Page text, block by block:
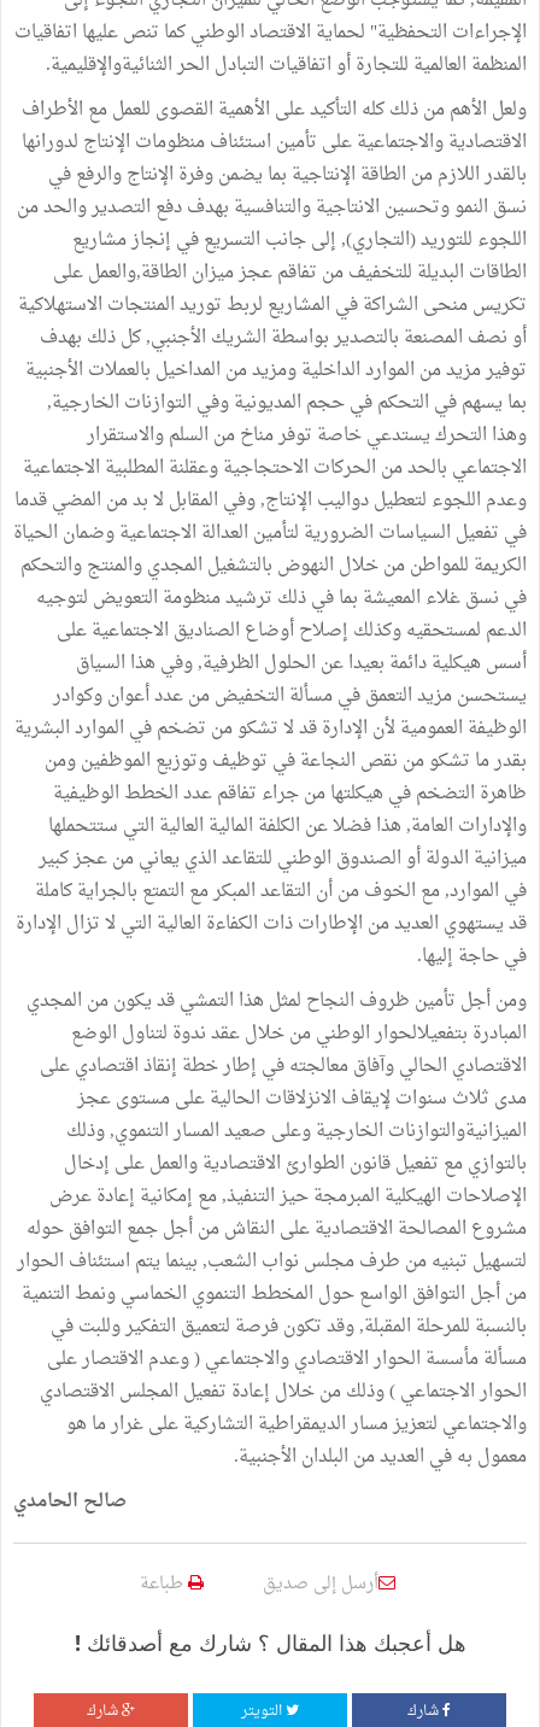
الإجراءات التحفظية" لحماية الاقتصاد الوطني كما تنص عليها اتفاقيات
المنظمة العالمية للتجارة أو اتفاقيات التبادل الحر الثنائيةوالإقليمية.
ولعل الأهم من ذلك كله التأكيد على الأهمية القصوى للعمل مع الأطراف
الاقتصادية والاجتماعية على تأمين استئناف منظومات الإنتاج لدورانها
بالقدر اللازم من الطاقة الإنتاجية بما يضمن وفرة الإنتاج والرفع في
نسق النمو وتحسين الانتاجية والتنافسية بهدف دفع التصدير والحد من
اللجوء للتوريد (التجاري), إلى جانب التسريع في إنجاز مشاريع
الطاقات البديلة للتخفيف من تفاقم عجز ميزان الطاقة,والعمل على
تكريس منحى الشراكة في المشاريع لربط توريد المنتجات الاستهلاكية
أو نصف المصنعة بالتصدير بواسطة الشريك الأجنبي, كل ذلك بهدف
توفير مزيد من الموارد الداخلية ومزيد من المداخيل بالعملات الأجنبية
بما يسهم في التحكم في حجم المديونية وفي التوازنات الخارجية,
وهذا التحرك يستدعي خاصة توفر مناخ من السلم والاستقرار
الاجتماعي بالحد من الحركات الاحتجاجية وعقلنة المطلبية الاجتماعية
وعدم اللجوء لتعطيل دواليب الإنتاج, وفي المقابل لا بد من المضي قدما
في تفعيل السياسات الضرورية لتأمين العدالة الاجتماعية وضمان الحياة
الكريمة للمواطن من خلال النهوض بالتشغيل المجدي والمنتج والتحكم
في نسق غلاء المعيشة بما في ذلك ترشيد منظومة التعويض لتوجيه
الدعم لمستحقيه وكذلك إصلاح أوضاع الصناديق الاجتماعية على
أسس هيكلية دائمة بعيدا عن الحلول الظرفية, وفي هذا السياق
يستحسن مزيد التعمق في مسألة التخفيض من عدد أعوان وكوادر
الوظيفة العمومية لأن الإدارة قد لا تشكو من تضخم في الموارد البشرية
بقدر ما تشكو من نقص النجاعة في توظيف وتوزيع الموظفين ومن
ظاهرة التضخم في هيكلتها من جراء تفاقم عدد الخطط الوظيفية
والإدارات العامة, هذا فضلا عن الكلفة المالية العالية التي ستتحملها
ميزانية الدولة أو الصندوق الوطني للتقاعد الذي يعاني من عجز كبير
في الموارد, مع الخوف من أن التقاعد المبكر مع التمتع بالجراية كاملة
قد يستهوي العديد من الإطارات ذات الكفاءة العالية التي لا تزال الإدارة
في حاجة إليها.
ومن أجل تأمين ظروف النجاح لمثل هذا التمشي قد يكون من المجدي
المبادرة بتفعيلالحوار الوطني من خلال عقد ندوة لتناول الوضع
الاقتصادي الحالي وآفاق معالجته في إطار خطة إنقاذ اقتصادي على
مدى ثلاث سنوات لإيقاف الانزلاقات الحالية على مستوى عجز
الميزانيةوالتوازنات الخارجية وعلى صعيد المسار التنموي, وذلك
بالتوازي مع تفعيل قانون الطوارئ الاقتصادية والعمل على إدخال
الإصلاحات الهيكلية المبرمجة حيز التنفيذ, مع إمكانية إعادة عرض
مشروع المصالحة الاقتصادية على النقاش من أجل جمع التوافق حوله
لتسهيل تبنيه من طرف مجلس نواب الشعب, بينما يتم استئناف الحوار
من أجل التوافق الواسع حول المخطط التنموي الخماسي ونمط التنمية
بالنسبة للمرحلة المقبلة, وقد تكون فرصة لتعميق التفكير وللبت في
مسألة مأسسة الحوار الاقتصادي والاجتماعي ( وعدم الاقتصار على
الحوار الاجتماعي ) وذلك من خلال إعادة تفعيل المجلس الاقتصادي
والاجتماعي لتعزيز مسار الديمقراطية التشاركية على غرار ما هو
معمول به في العديد من البلدان الأجنبية.
صالح الحامدي
أرسل إلى صديق طباعة
هل أعجبك هذا المقال ؟ شارك مع أصدقائك !
شارك التويتر شارك